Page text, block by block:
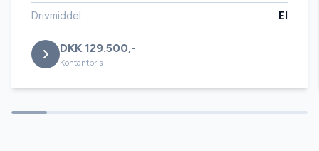
Tågelygter
USB tilslutning
Drivmiddel El
DKK 129.500,-
Kontantpris